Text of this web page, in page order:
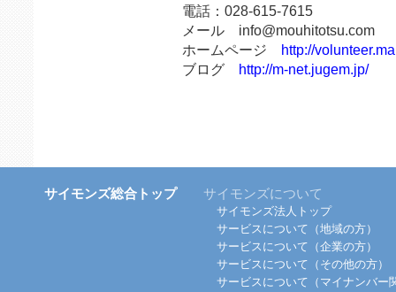
電話：028-615-7615
メール info@mouhitotsu.com
ホームページ http://
ブログ http://m-net.jugem.jp/
サイモンズ総合トップ サイモンズについて
サイモンズ法人トップ
サービスについて（地域の方）
サービスについて（企業の方）
サービスについて（その他の方）
サービスについて（マイナンバー